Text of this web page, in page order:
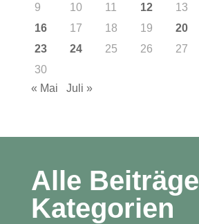
9
10 11 12 13
16
17 18 19 20
23
24 25 26 27
30
« Mai
Juli »
Alle
Kategorien